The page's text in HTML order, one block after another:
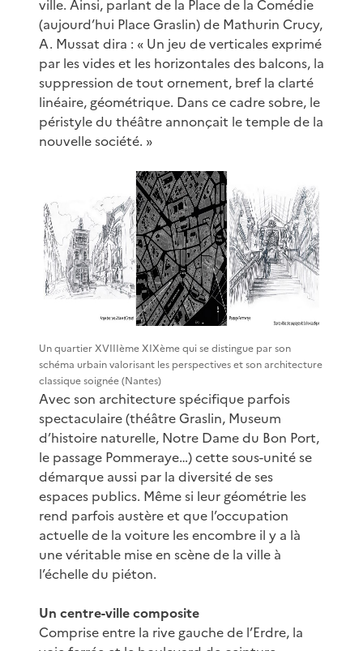
ville. Ainsi, parlant de la Place de la Comédie
(aujourd’hui Place Graslin) de Mathurin Crucy,
A. Mussat dira : « Un jeu de verticales exprimé
par les vides et les horizontales des balcons, la
suppression de tout ornement, bref la clarté
linéaire, géométrique. Dans ce cadre sobre, le
péristyle du théâtre annonçait le temple de la
nouvelle société. »
Un quartier XVIIIème XIXème qui se distingue par son
schéma urbain valorisant les perspectives et son architecture
classique soignée (Nantes)
Avec son architecture spécifique parfois
spectaculaire (théâtre Graslin, Museum
d’histoire naturelle, Notre Dame du Bon Port,
le passage Pommeraye…) cette sous-unité se
démarque aussi par la diversité de ses
espaces publics. Même si leur géométrie les
rend parfois austère et que l’occupation
actuelle de la voiture les encombre il y a là
une véritable mise en scène de la ville à
l’échelle du piéton.
Un centre-ville composite
Comprise entre la rive gauche de l’Erdre, la